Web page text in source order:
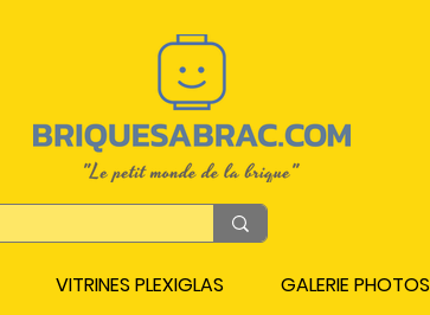
VITRINES PLEXIGLAS GALERIE PHOTOS